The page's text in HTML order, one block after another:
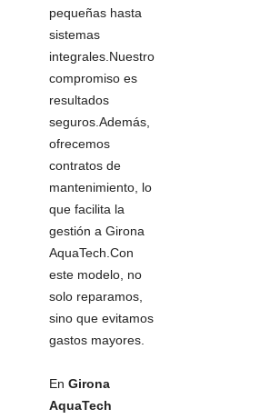
pequeñas hasta
sistemas
integrales.Nuestro
compromiso es
resultados
seguros.Además,
ofrecemos
contratos de
mantenimiento, lo
que facilita la
gestión a Girona
AquaTech.Con
este modelo, no
solo reparamos,
sino que evitamos
gastos mayores.
En Girona
AquaTech